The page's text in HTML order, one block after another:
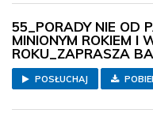
55_PORADY NIE OD
MINIONYM ROKIEM I
ROKU_ZAPRASZA
POSŁUCHAJ